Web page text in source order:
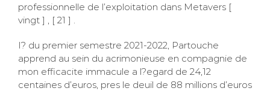
professionnelle de l’exploitation dans Metavers [
vingt ] , [ 21 ] .
I? du premier semestre 2021-2022, Partouche
apprend au sein du acrimonieuse en compagnie de
mon efficacite immacule a l?egard de 24,12
centaines d’euros, pres le deuil de 88 millions d’euros